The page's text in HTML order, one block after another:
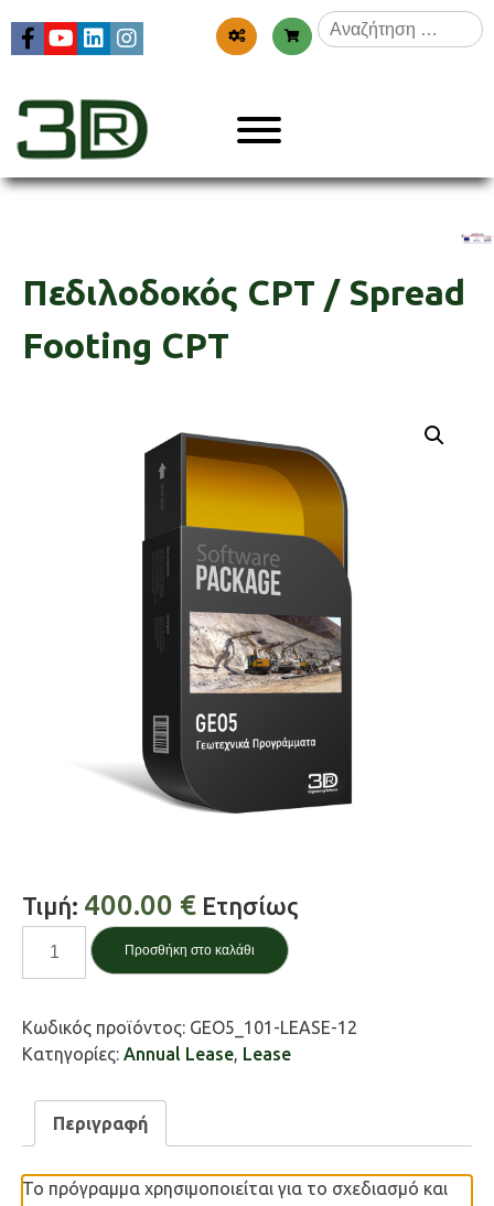
Αναζήτηση
για:
3dr
Πεδιλοδοκός CPT / Spread
Footing CPT
Τιμή: 400.00 € Ετησίως
Πεδιλοδοκός
Spread
Footing
ποσότητα
Προσθήκη στο καλάθι
Κωδικός προϊόντος: GEO5_101-LEASE-12
Κατηγορίες: Annual Lease, Lease
Περιγραφή
Το πρόγραμμα χρησιμοποιείται για το σχεδιασμό και